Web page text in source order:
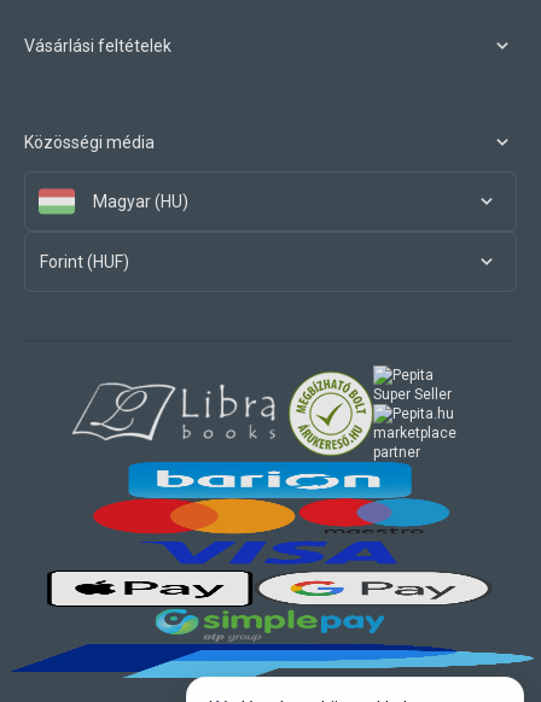
Vásárlási feltételek
Közösségi média
Magyar (HU)
Forint (HUF)
marketplace
partner